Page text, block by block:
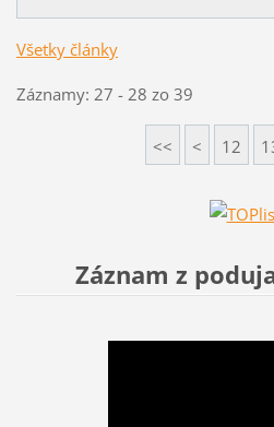
Všetky články
Záznamy: 27 - 28 zo 39
<< < 12
Záznam z